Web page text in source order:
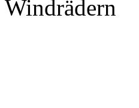
Windrädern